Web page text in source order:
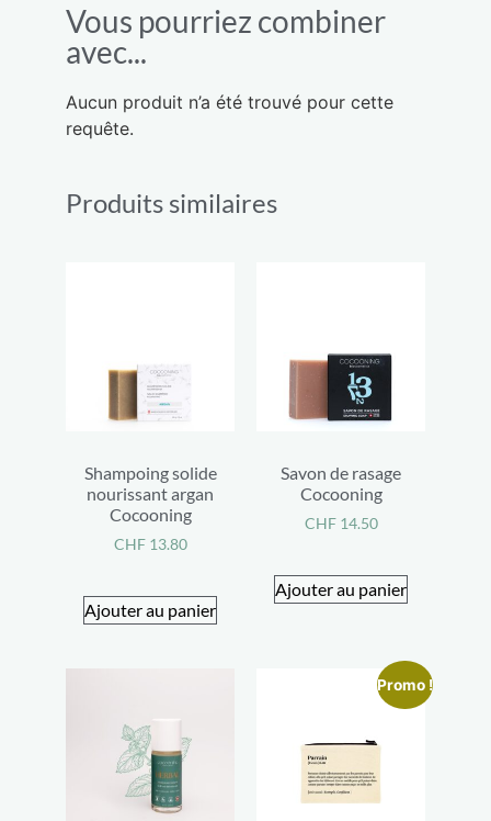
Vous pourriez combiner
avec...
Aucun produit n’a été trouvé pour cette
requête.
Produits similaires
Shampoing solide
nourissant argan
Cocooning
CHF13.80
Ajouter au panier
Savon de rasage
Cocooning
CHF14.50
Ajouter au panier
Promo !